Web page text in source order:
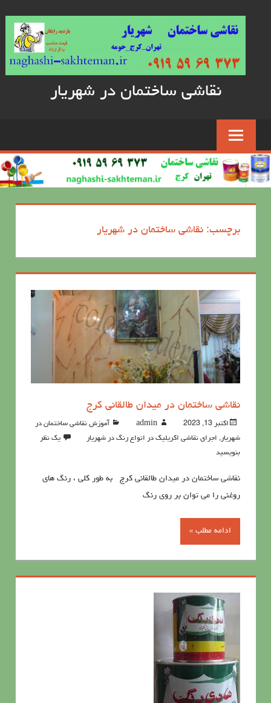
نقاشی ساختمان در شهریار
برچسب: نقاشی ساختمان در شهریار
نقاشی ساختمان در میدان طالقانی کرج
اکتبر 13, 2023 admin
آموزش نقاشی ساختمان در
شهریار, اجرای نقاشی اکریلیک در انواع رنگ در شهریار
یک نظر
بنویسید
نقاشی ساختمان در میدان طالقانی کرج به طور کلی ، رنگ های
روغنی را می توان بر روی رنگ
ادامه مطلب »